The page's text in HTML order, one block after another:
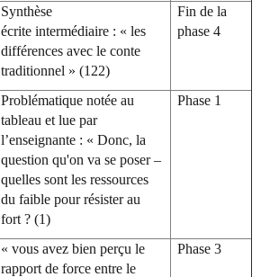
Synthèse
écrite intermédiaire : « les
différences avec le conte
traditionnel » (122)
Fin de la
phase 4
Problématique notée au
tableau et lue par
l’enseignante : « Donc, la
question qu'on va se poser –
quelles sont les ressources
du faible pour résister au
fort ? (1)
Phase 1
« vous avez bien perçu le
rapport de force entre le
Phase 3